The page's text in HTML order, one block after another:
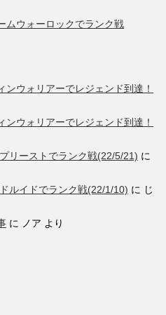
ムウォーロックでランク戦
ンウォリアーでレジェンド到達！
ンウォリアーでレジェンド到達！
リーストでランク戦(22/5/21) に
ルイドでランク戦(22/1/10) に じ
に ノア より